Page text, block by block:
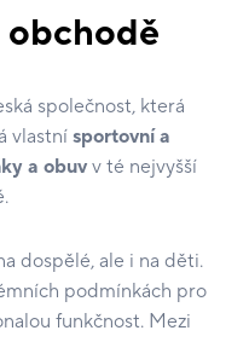
společnost, která
vlastnísportovní a
a obuv v té nejvyšší
dospělé, ale i na děti.
podmínkách pro
funkčnost. Mezi